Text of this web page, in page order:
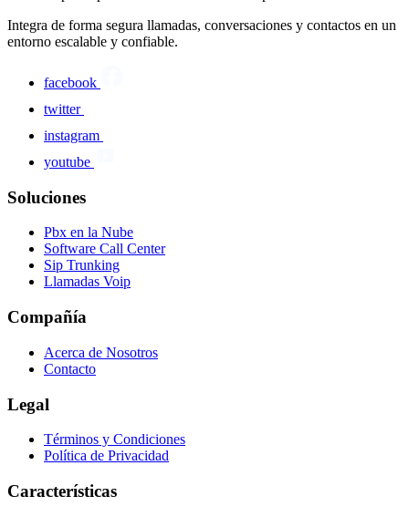
Integra de forma segura llamadas, conversaciones y contactos en un
entorno escalable y confiable.
facebook
twitter
instagram
youtube
Soluciones
Pbx en la Nube
Software Call Center
Sip Trunking
Llamadas Voip
Compañía
Acerca de Nosotros
Contacto
Legal
Términos y Condiciones
Política de Privacidad
Características